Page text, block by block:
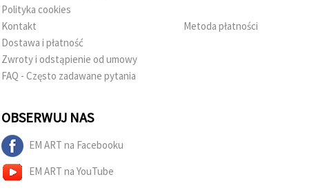
Polityka cookies
Kontakt
Dostawa i płatność
Zwroty i odstąpienie od umowy
FAQ - Często zadawane pytania
Metoda płatności
OBSERWUJ NAS
EM ART na Facebooku
EM ART na YouTube